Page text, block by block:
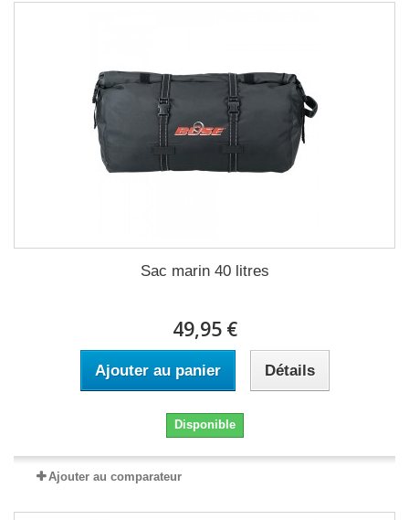
Sac marin 40 litres
49,95 €
Ajouter au panier Détails
Disponible
Ajouter au comparateur